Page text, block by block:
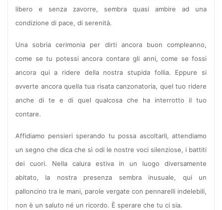
libero e senza zavorre, sembra quasi ambire ad una
condizione di pace, di serenità.
Una sobria cerimonia per dirti ancora buon compleanno,
come se tu potessi ancora contare gli anni, come se fossi
ancora qui a ridere della nostra stupida follia. Eppure si
avverte ancora quella tua risata canzonatoria, quel tuo ridere
anche di te e di quel qualcosa che ha interrotto il tuo
contare.
Affidiamo pensieri sperando tu possa ascoltarli, attendiamo
un segno che dica che sì odi le nostre voci silenziose, i battiti
dei cuori. Nella calura estiva in un luogo diversamente
abitato, la nostra presenza sembra inusuale, qui un
palloncino tra le mani, parole vergate con pennarelli indelebili,
non è un saluto né un ricordo. È sperare che tu ci sia.